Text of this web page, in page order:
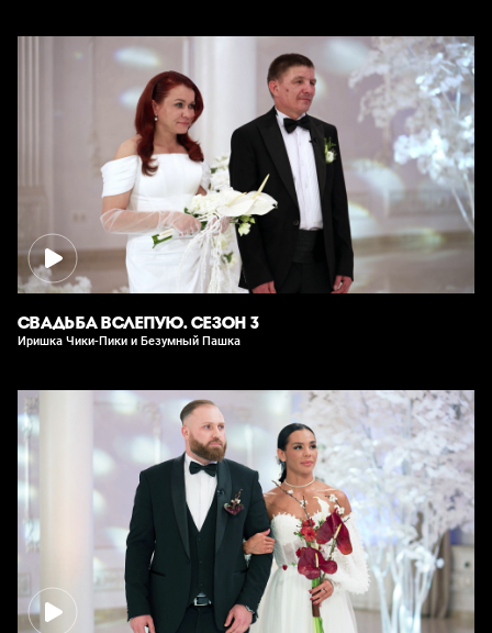
СВАДЬБА ВСЛЕПУЮ. СЕЗОН 3
Иришка Чики-Пики и Безумный Пашка